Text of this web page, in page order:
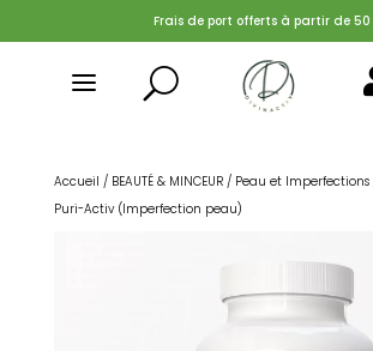
Frais de port offerts à partir de
U
Accueil / BEAUTÉ & MINCEUR/ Peau et Imperfections
Puri-Activ (Imperfection peau)